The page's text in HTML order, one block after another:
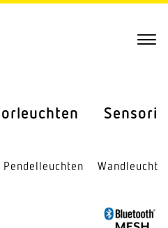
Sensorik
Pendel­leuchten